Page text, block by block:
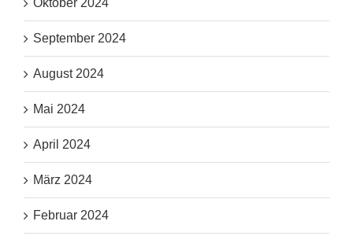
Oktober 2024
September 2024
August 2024
Mai 2024
April 2024
März 2024
Februar 2024